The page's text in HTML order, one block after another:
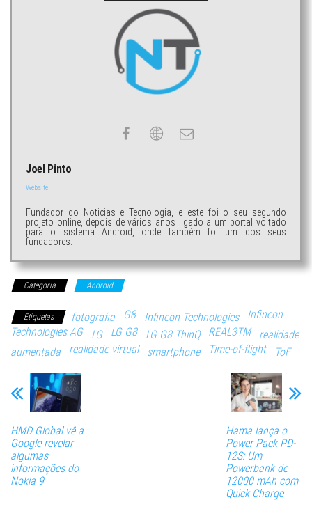
Joel Pinto
Website
Fundador do Noticias e Tecnologia, e este foi o seu segundo
projeto online, depois de vários anos ligado a um portal voltado
para o sistema Android, onde também foi um dos seus
fundadores.
Categoria Android
Etiquetas fotografia G8 Infineon Technologies
Infineon
Technologies AG
LG LG G8 LG G8 ThinQ REAL3TM
realidade
aumentada
realidade virtual smartphone Time-of-flight ToF
HMD Global vê a
Google revelar
algumas
informações do
Nokia 9
Hama lança o
Power Pack PD-
12S: Um
Powerbank de
12000 mAh com
Quick Charge